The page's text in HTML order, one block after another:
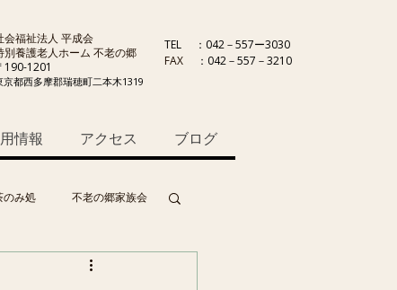
会福祉法人 平成会
別養護老人ホーム 不老の郷
190-1201
京都西多摩郡瑞穂町二本木1319
TEL
：042－557ー3030
FAX
：042－557－3210
情報 アクセス ブログ
のみ処 不老の郷家族会